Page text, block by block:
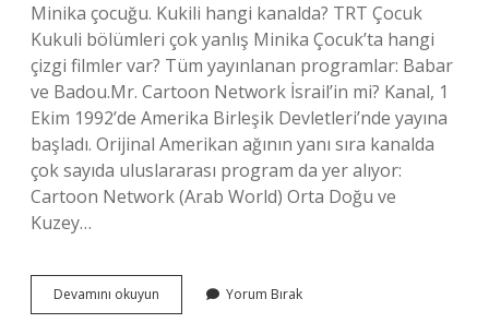
Minika çocuğu. Kukili hangi kanalda? TRT Çocuk
Kukuli bölümleri çok yanlış Minika Çocuk’ta hangi
çizgi filmler var? Tüm yayınlanan programlar: Babar
ve Badou.Mr. Cartoon Network İsrail’in mi? Kanal, 1
Ekim 1992’de Amerika Birleşik Devletleri’nde yayına
başladı. Orijinal Amerikan ağının yanı sıra kanalda
çok sayıda uluslararası program da yer alıyor:
Cartoon Network (Arab World) Orta Doğu ve
Kuzey…
Devamını okuyun
Usta
Yorum Bırak